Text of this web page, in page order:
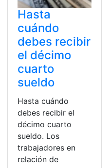
Hasta
cuándo
debes recibir
el décimo
cuarto
sueldo
Hasta cuándo
debes recibir el
décimo cuarto
sueldo. Los
trabajadores en
relación de